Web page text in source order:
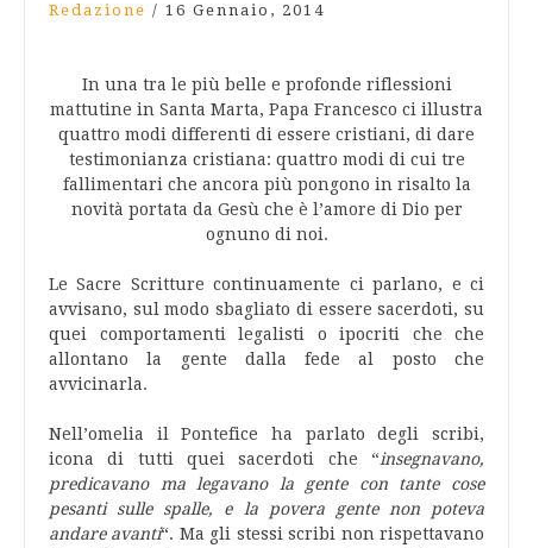
Redazione / 16 Gennaio, 2014
In una tra le più belle e profonde riflessioni
mattutine in Santa Marta, Papa Francesco ci illustra
quattro modi differenti di essere cristiani, di dare
testimonianza cristiana: quattro modi di cui tre
fallimentari che ancora più pongono in risalto la
novità portata da Gesù che è l’amore di Dio per
ognuno di noi.
Le Sacre Scritture continuamente ci parlano, e ci
avvisano, sul modo sbagliato di essere sacerdoti, su
quei comportamenti legalisti o ipocriti che che
allontano la gente dalla fede al posto che
avvicinarla.
Nell’omelia il Pontefice ha parlato degli scribi,
icona di tutti quei sacerdoti che “insegnavano,
predicavano ma legavano la gente con tante cose
pesanti sulle spalle, e la povera gente non poteva
andare avanti“. Ma gli stessi scribi non rispettavano